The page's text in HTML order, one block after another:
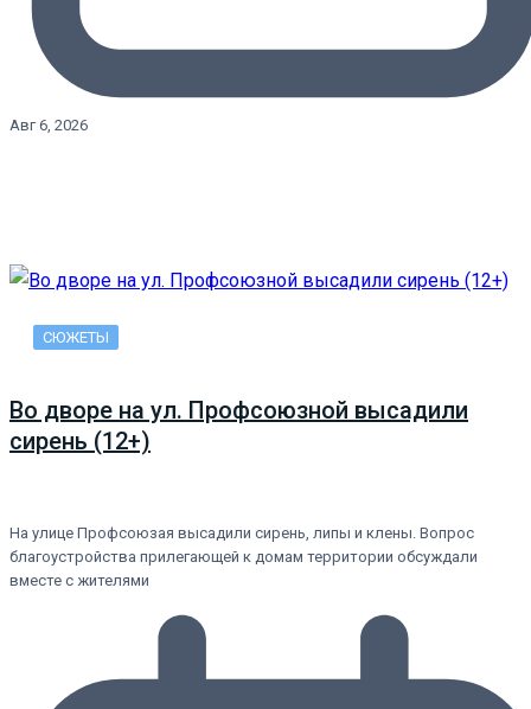
Авг 6, 2026
СЮЖЕТЫ
Во дворе на ул. Профсоюзной высадили
сирень (12+)
На улице Профсоюзая высадили сирень, липы и клены. Вопрос
благоустройства прилегающей к домам территории обсуждали
вместе с жителями